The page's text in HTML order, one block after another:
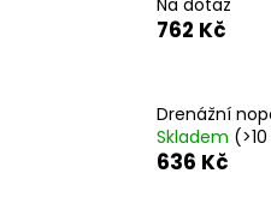
762 Kč
Drenážní
Skladem
636 Kč